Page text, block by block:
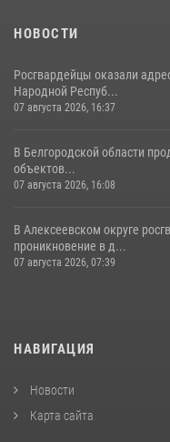
НОВОСТИ
Росгвардейцы оказали
Народной Респуб...
07 августа 2026, 16:37
В Белгородской области
объектов...
07 августа 2026, 16:08
В Алексеевском округе
проникновение в д...
07 августа 2026, 07:39
НАВИГАЦИЯ
Новости
Карта сайта